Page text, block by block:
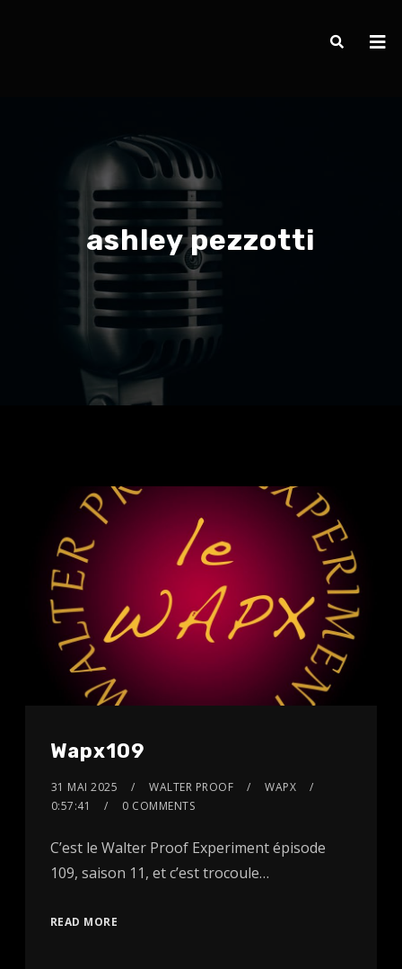
ashley pezzotti
Wapx109
31 MAI 2025 WALTER PROOF
WAPX
0:57:41
0 COMMENTS
C’est le Walter Proof Experiment épisode
109, saison 11, et c’est trocoule…
READ MORE